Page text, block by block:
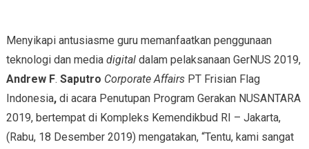
Menyikapi antusiasme guru memanfaatkan penggunaan
teknologi dan media digital dalam pelaksanaan GerNUS 2019,
Andrew F. Saputro Corporate AffairsPT Frisian Flag
Indonesia, di acara Penutupan Program Gerakan NUSANTARA
2019, bertempat di Kompleks Kemendikbud RI – Jakarta,
(Rabu, 18 Desember 2019) mengatakan, “Tentu, kami sangat